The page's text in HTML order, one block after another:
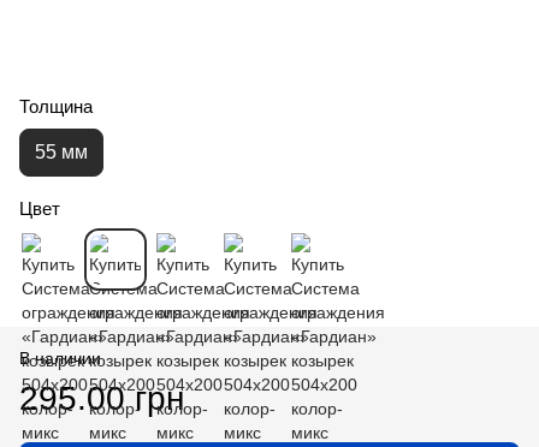
Толщина
55 мм
Цвет
В наличии
295.00 грн